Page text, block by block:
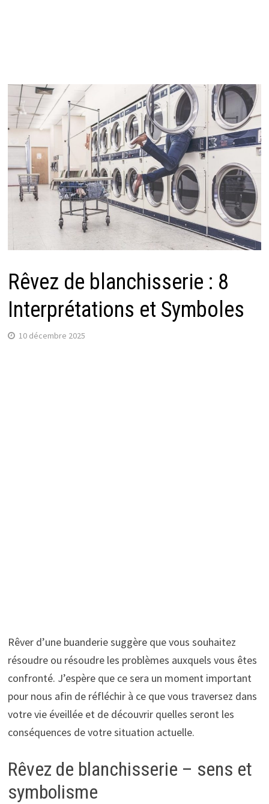
Rêvez de blanchisserie : 8
Interprétations et Symboles
10 décembre 2025
Rêver d’une buanderie suggère que vous souhaitez
résoudre ou résoudre les problèmes auxquels vous êtes
confronté. J’espère que ce sera un moment important
pour nous afin de réfléchir à ce que vous traversez dans
votre vie éveillée et de découvrir quelles seront les
conséquences de votre situation actuelle.
Rêvez de blanchisserie – sens et
symbolisme